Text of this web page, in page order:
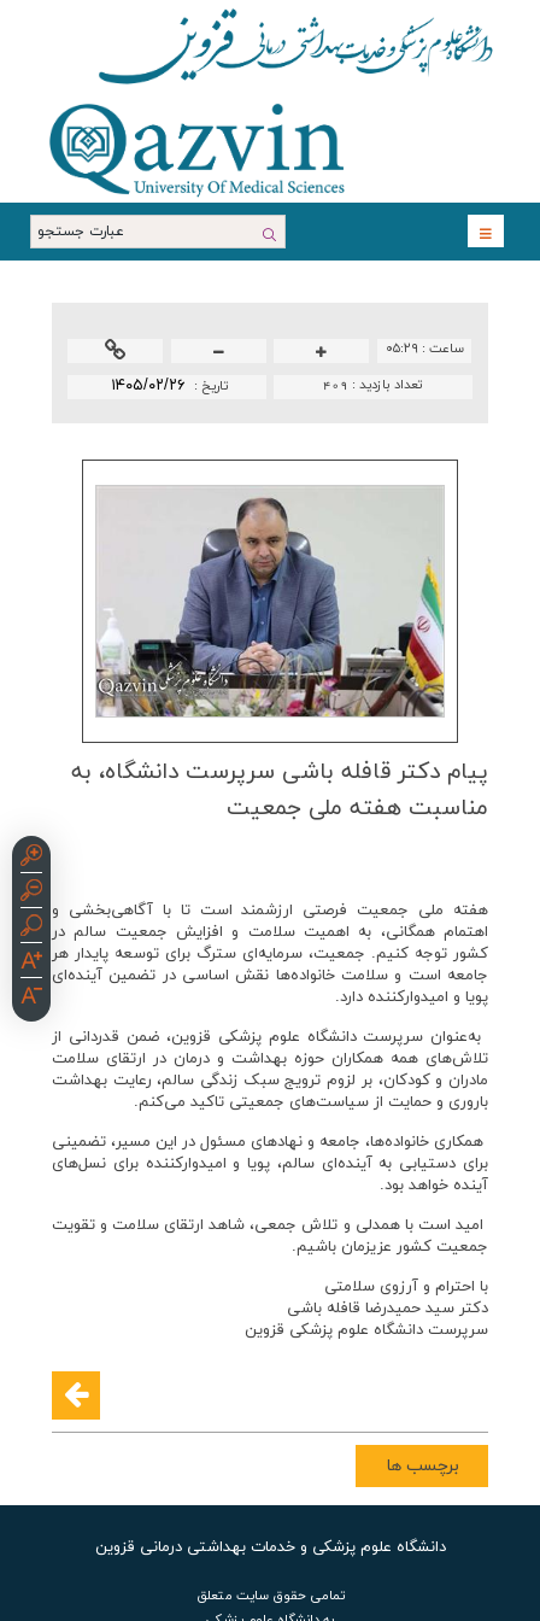
ساعت : ۰۵:۲۹
تاريخ : ۱۴۰۵/۰۲/۲۶ تعداد بازدید : 409
پیام دكتر قافله باشی سرپرست دانشگاه، به
مناسبت هفته ملی جمعیت
هفته ملی جمعیت فرصتی ارزشمند است تا با آگاهی‌بخشی و
اهتمام همگانی، به اهمیت سلامت و افزایش جمعیت سالم در
کشور توجه کنیم. جمعیت، سرمایه‌ای سترگ برای توسعه پایدار هر
جامعه است و سلامت خانواده‌ها نقش اساسی در تضمین آینده‌ای
پویا و امیدوارکننده دارد.
️ به‌عنوان سرپرست دانشگاه علوم پزشکی قزوین، ضمن قدردانی از
تلاش‌های همه همکاران حوزه بهداشت و درمان در ارتقای سلامت
مادران و کودکان، بر لزوم ترویج سبک زندگی سالم، رعایت بهداشت
باروری و حمایت از سیاست‌های جمعیتی تاکید می‌کنم.
️ همکاری خانواده‌ها، جامعه و نهادهای مسئول در این مسیر، تضمینی
برای دستیابی به آینده‌ای سالم، پویا و امیدوارکننده برای نسل‌های
آینده خواهد بود.
️ امید است با همدلی و تلاش جمعی، شاهد ارتقای سلامت و تقویت
جمعیت کشور عزیزمان باشیم.
با احترام و آرزوی سلامتی
دکتر سید حمیدرضا قافله باشی
سرپرست دانشگاه علوم پزشکی قزوین
برچسب ها
دانشگاه علوم پزشکی و خدمات بهداشتی درمانی قزوین
تمامی حقوق سایت متعلق